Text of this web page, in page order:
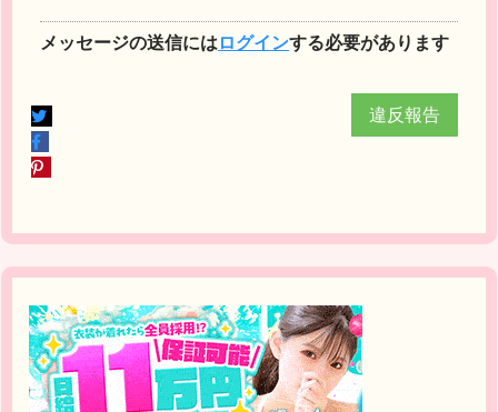
メッセージの送信にはログインする必要があります
違反報告